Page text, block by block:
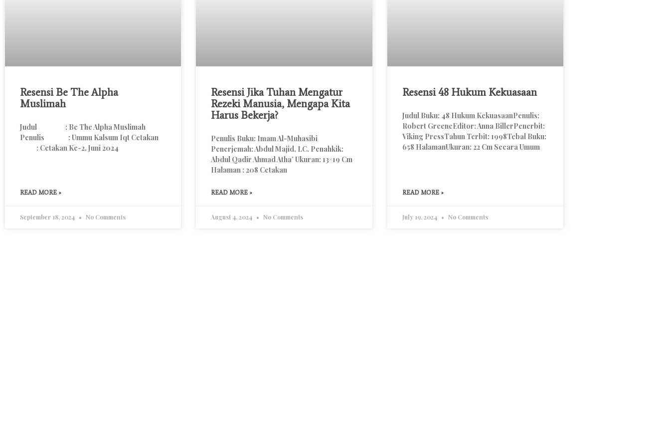
Resensi Be The Alpha
Muslimah
Judul : Be The Alpha Muslimah
Penulis : Ummu Kalsum Iqt Cetakan
: Cetakan Ke-2, Juni 2024
READ MORE »
September 18, 2024 No Comments
Resensi Jika Tuhan Mengatur
Rezeki Manusia, Mengapa Kita
Harus Bekerja?
Penulis Buku: Imam Al-Muhasibi
Penerjemah: Abdul Majid, LC. Penahkik:
Abdul Qadir Ahmad Atha’ Ukuran: 13×19 Cm
Halaman : 208 Cetakan
READ MORE »
August 4, 2024 No Comments
Resensi 48 Hukum Kekuasaan
Judul Buku: 48 Hukum KekuasaanPenulis:
Robert GreeneEditor: Anna BillerPenerbit:
Viking PressTahun Terbit: 1998Tebal Buku:
658 HalamanUkuran: 22 Cm Secara Umum
READ MORE »
July 19, 2024 No Comments